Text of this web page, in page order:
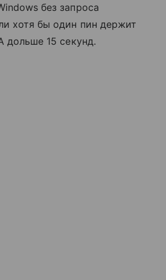
без запроса
хотя бы один пин держит
дольше 15 секунд.